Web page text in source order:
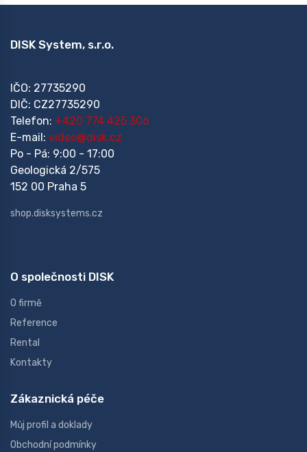
DISK System, s.r.o.
IČO: 27735290
DIČ: CZ27735290
Telefon: +420 774 425 306
E-mail: video@disk.cz
Po - Pá: 9:00 - 17:00
Geologická 2/575
152 00 Praha 5
shop.disksystems.cz
O společnosti DISK
O firmě
Reference
Rental
Kontakty
Zákaznická péče
Můj profil a doklady
Obchodní podmínky